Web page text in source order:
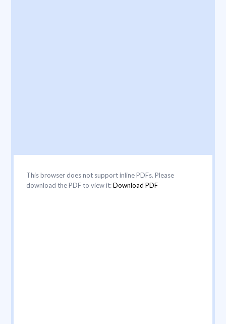
This browser does not support inline PDFs. Please
download the PDF to view it:Download PDF